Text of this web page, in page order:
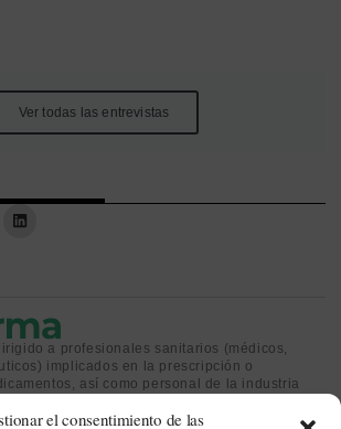
el consentimiento de las
Ver todas las entrevistas
a profesionales sanitarios (médicos,
implicados en la prescripción o
así como personal de la industria